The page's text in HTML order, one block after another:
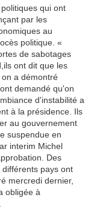
qui ont
par les
au
politique. «
de sabotages
ont dit que les
a démontré
demandé qu'on
d'instabilité a
à la présidence. Ils
au gouvernement
suspendue en
interim Michel
Des
pays ont
mercredi dernier,
obligée à